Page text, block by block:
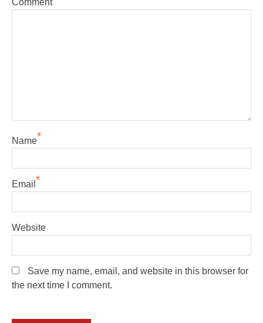
Comment
Name*
Email *
Website
Save my name, email, and website in this browser for
the next time I comment.